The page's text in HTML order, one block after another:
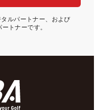
ルパートナー、および
トナーです。